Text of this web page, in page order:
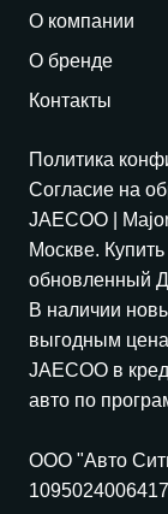
О компании
О бренде
Контакты
Политика
Согласие на
JAECOO |
Москве.
обновленный
В наличии
выгодным
JAECOO в
авто по
ООО "Авто
1095024006417